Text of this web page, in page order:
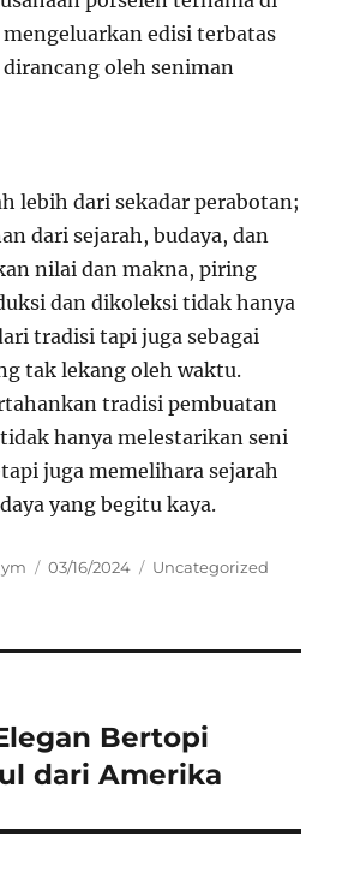
edisi terbatas
oleh seniman
lebih dari sekadar perabotan;
dari sejarah, budaya, dan
nilai dan makna, piring
dan dikoleksi tidak hanya
tradisi tapi juga sebagai
tak lekang oleh waktu.
tradisi pembuatan
hanya melestarikan seni
juga memelihara sejarah
yang begitu kaya.
Posted
03/16/2024 Categories
Uncategorized
Bertopi
dari Amerika